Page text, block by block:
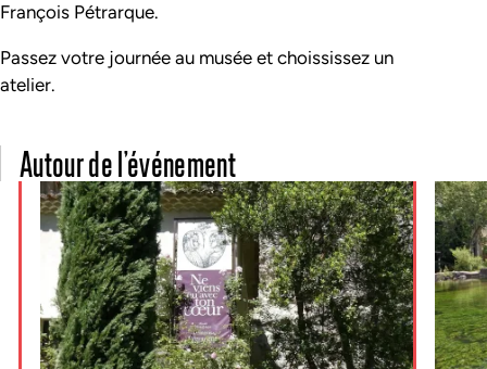
François Pétrarque.
Passez votre journée au musée et choississez un
atelier.
Autour de l’événement